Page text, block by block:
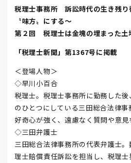
税理士事務所 訴訟時代の生き残り
〝味方〟にする～
第２回 税理士は金塊の埋まった土
「税理士新聞」第1367号に掲載
＜登場人物＞
◇早川小百合
税理士。税理士事務所に勤務した
のひとつにしている三田総合法律事
好奇心が強く、遠慮なく質問や意見
◇三田弁護士
三田総合法律事務所の代表弁護士
理士賠償責任訴訟を担当し、税理士